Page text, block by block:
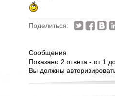
Поделиться:
Сообщения
Показано 2 ответа - от 1
Вы должны